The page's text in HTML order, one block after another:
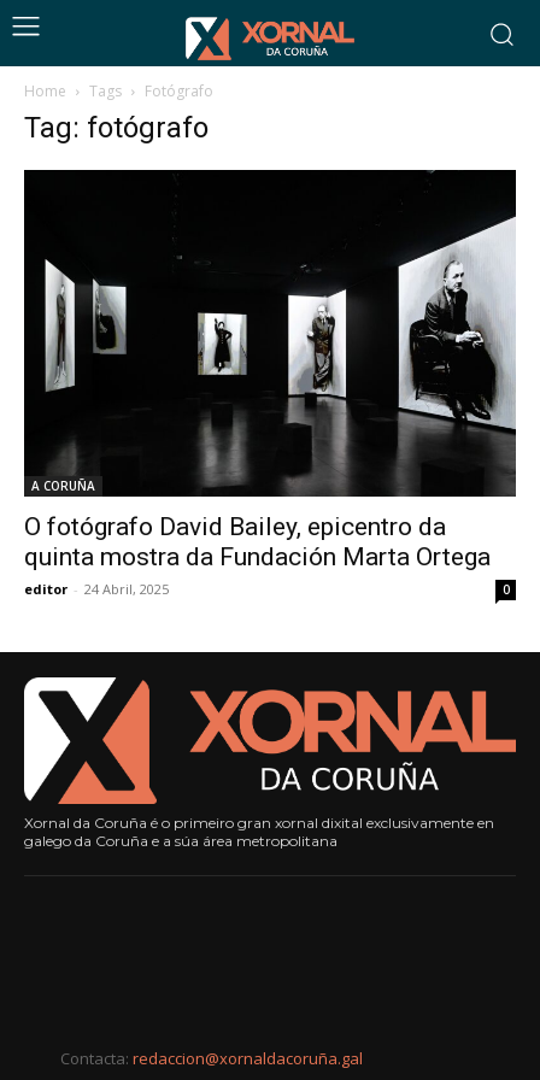
Home Tags Fotógrafo
Tag: fotógrafo
A CORUÑA
O fotógrafo David Bailey, epicentro da
quinta mostra da Fundación Marta Ortega
editor - 24 Abril, 2025 0
Xornal da Coruña é o primeiro gran xornal dixital exclusivamente en
galego da Coruña e a súa área metropolitana
Contacta: redaccion@xornaldacoruña.gal